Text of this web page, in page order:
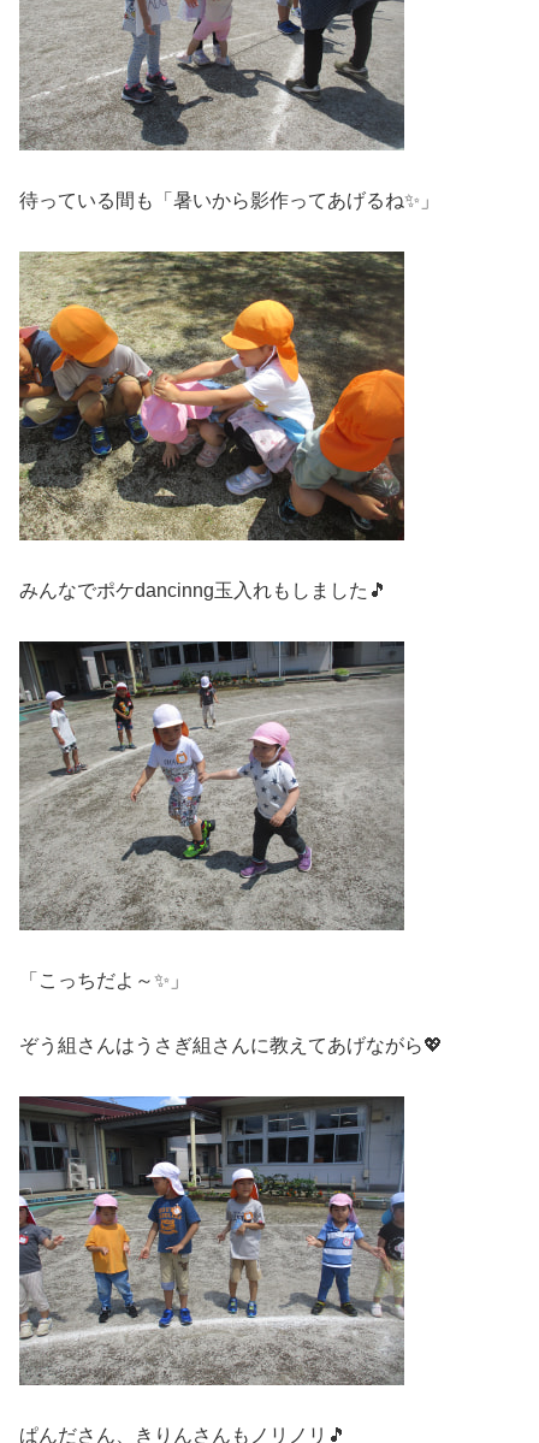
待っている間も「暑いから影作ってあげるね✨」
みんなでポケdancinng玉入れもしました🎵
「こっちだよ～✨」
ぞう組さんはうさぎ組さんに教えてあげながら💖
ぱんださん、きりんさんもノリノリ🎵